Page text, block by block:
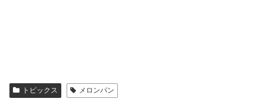
トピックス メロンパン